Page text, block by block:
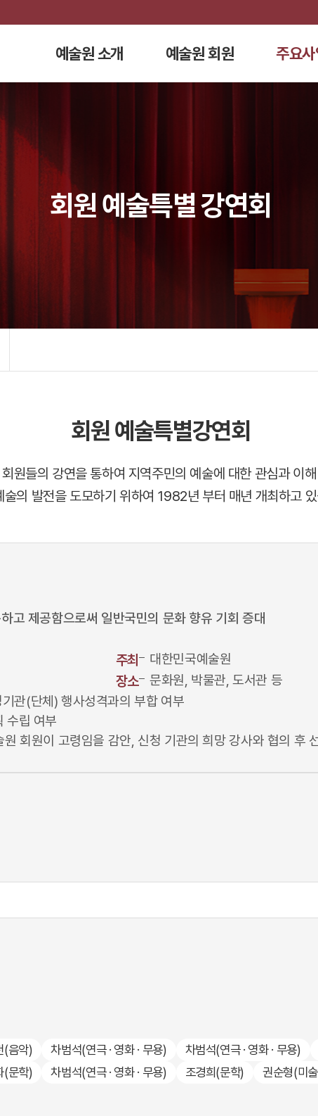
예술원 소개 예술원 회원 주요
회원 예술특별 강연회
회원 예술특별강연회
원들의 강연을 통하여 지역주민의 예술에 대한 관심과 이
술의 발전을 도모하기 위하여 1982년 부터 매년 개최하고
고 제공함으로써 일반국민의 문화 향유 기회 증대
주최 대한민국예술원
장소 문화원, 박물관, 도서관 등
관(단체) 행사성격과의 부합 여부
수립 여부
회원이 고령임을 감안, 신청 기관의 희망 강사와 협의 후
(음악) 차범석(연극 · 영화 · 무용) 차범석(연극 · 영화 · 무용)
(문학) 차범석(연극 · 영화 · 무용) 조경희(문학) 권순형(미